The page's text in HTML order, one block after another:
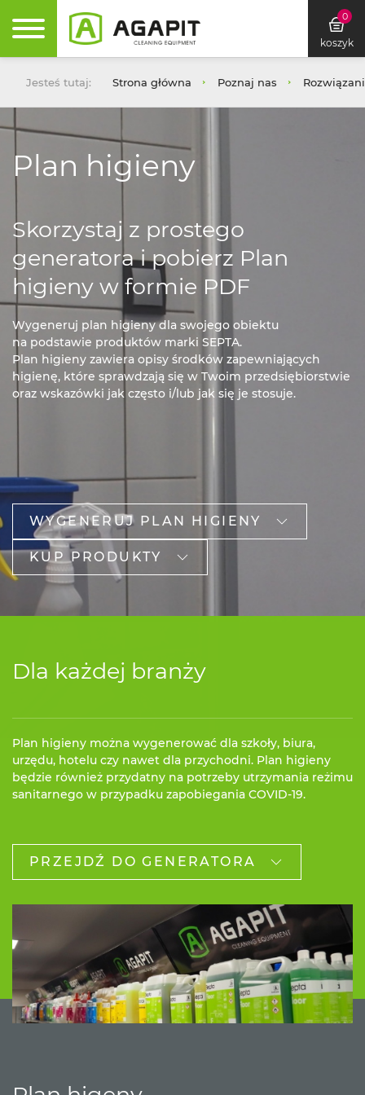
0
koszyk
Jesteś tutaj: Strona główna Poznaj nas
Plan higieny
Skorzystaj z prostego
generatora i pobierz Plan
higieny w formie PDF
Wygeneruj plan higieny dla swojego obiektu
na podstawie produktów marki SEPTA.
Plan higieny zawiera opisy środków zapewniających
higienę, które sprawdzają się w Twoim przedsiębiorstwie
oraz wskazówki jak często i/lub jak się je stosuje.
WYGENERUJ PLAN HIGIENY
KUP PRODUKTY
Dla każdej branży
Plan higieny można wygenerować dla szkoły, biura,
urzędu, hotelu czy nawet dla przychodni. Plan higieny
będzie również przydatny na potrzeby utrzymania reżimu
sanitarnego w przypadku zapobiegania COVID-19.
PRZEJDŹ DO GENERATORA